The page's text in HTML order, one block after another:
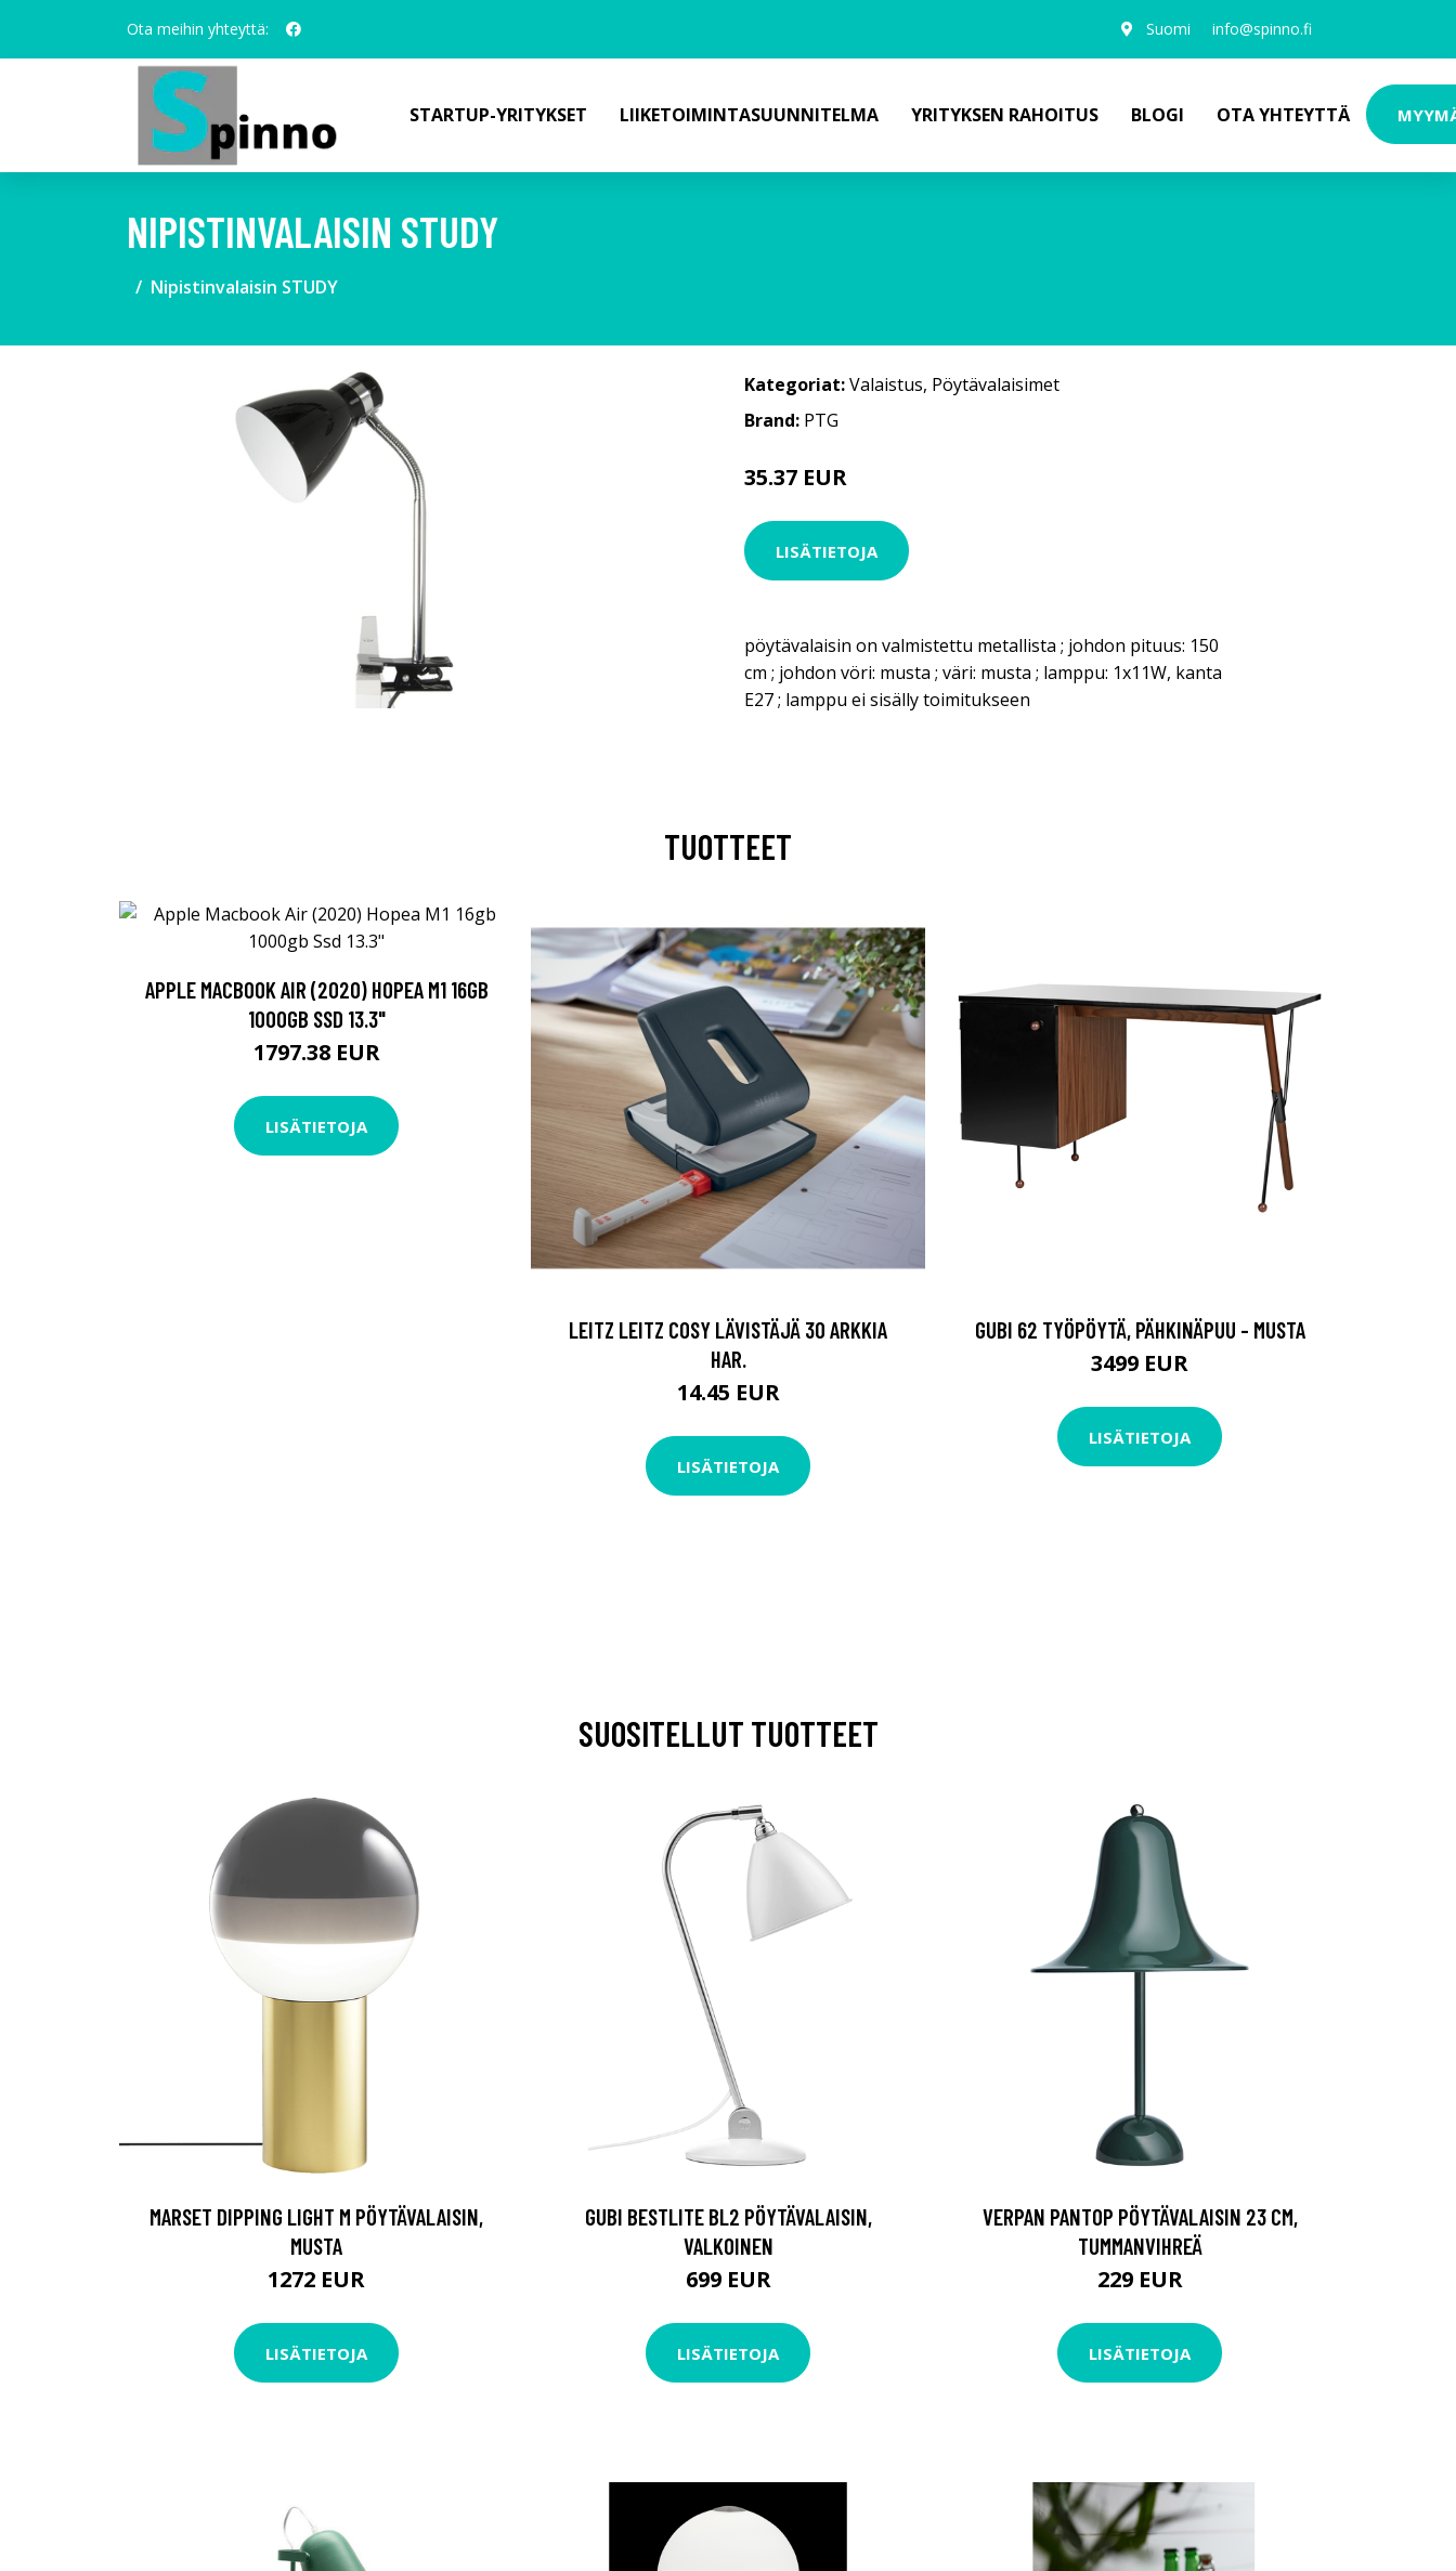
Ota meihin yhteyttä: Suomi info@spinno.fi
STARTUP-YRITYKSET LIIKETOIMINTASUUNNITELMA YRITYKSEN RAHOITUS BLOGI OTA YHTEYTTÄ
NIPISTINVALAISIN STUDY
Nipistinvalaisin STUDY
Kategoriat:Valaistus, Pöytävalaisimet
Brand: PTG
35.37 EUR
LISÄTIETOJA
pöytävalaisin on valmistettu metallista ; johdon pituus: 150
cm ; johdon vöri: musta ; väri: musta ; lamppu: 1x11W, kanta
E27 ; lamppu ei sisälly toimitukseen
TUOTTEET
APPLE MACBOOK AIR (2020) HOPEA M1 16GB
1000GB SSD 13.3"
1797.38 EUR
LISÄTIETOJA
LEITZ LEITZ COSY LÄVISTÄJÄ 30 ARKKIA
HAR.
14.45 EUR
LISÄTIETOJA
GUBI 62 TYÖPÖYTÄ, PÄHKINÄPUU - MUSTA
3499 EUR
LISÄTIETOJA
SUOSITELLUT TUOTTEET
MARSET DIPPING LIGHT M PÖYTÄVALAISIN,
MUSTA
1272 EUR
LISÄTIETOJA
GUBI BESTLITE BL2 PÖYTÄVALAISIN,
VALKOINEN
699 EUR
LISÄTIETOJA
VERPAN PANTOP PÖYTÄVALAISIN 23 CM,
TUMMANVIHREÄ
229 EUR
LISÄTIETOJA